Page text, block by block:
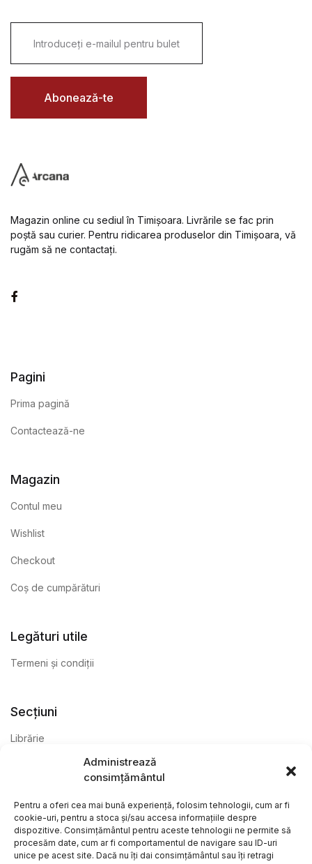
Administrează
consimțământul
Pentru a oferi cea mai bună experiență, folosim tehnologii, cum ar fi
cookie-uri, pentru a stoca și/sau accesa informațiile despre
dispozitive. Consimțământul pentru aceste tehnologii ne permite să
procesăm date, cum ar fi comportamentul de navigare sau ID-uri
unice pe acest site. Dacă nu îți dai consimțământul sau îți retragi
i
l
Abonează-te
Magazin online cu sediul în Timișoara. Livrările se fac prin
poștă sau curier. Pentru ridicarea produselor din Timișoara, vă
rugăm să ne contactați.
Pagini
Prima pagină
Contactează-ne
Magazin
Contul meu
Wishlist
Checkout
Coș de cumpărături
Legături utile
Termeni și condiții
Secțiuni
Librărie